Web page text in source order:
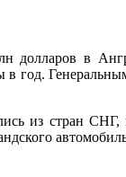
долларов в
из стран